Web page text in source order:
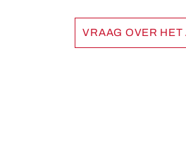
VRAAG OVER HET